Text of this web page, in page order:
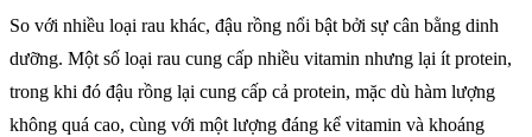
So với nhiều loại rau khác, đậu rồng nổi bật bởi sự cân bằng dinh
dưỡng. Một số loại rau cung cấp nhiều vitamin nhưng lại ít protein,
trong khi đó đậu rồng lại cung cấp cả protein, mặc dù hàm lượng
không quá cao, cùng với một lượng đáng kể vitamin và khoáng